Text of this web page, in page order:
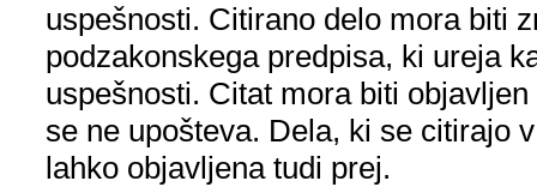
uspešnosti. Citirano delo mora biti
podzakonskega predpisa, ki ureja
uspešnosti. Citat mora biti
se ne upošteva. Dela, ki se citirajo
lahko objavljena tudi prej.